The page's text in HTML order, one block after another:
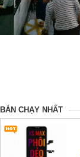
BÁN CHẠY NHẤT